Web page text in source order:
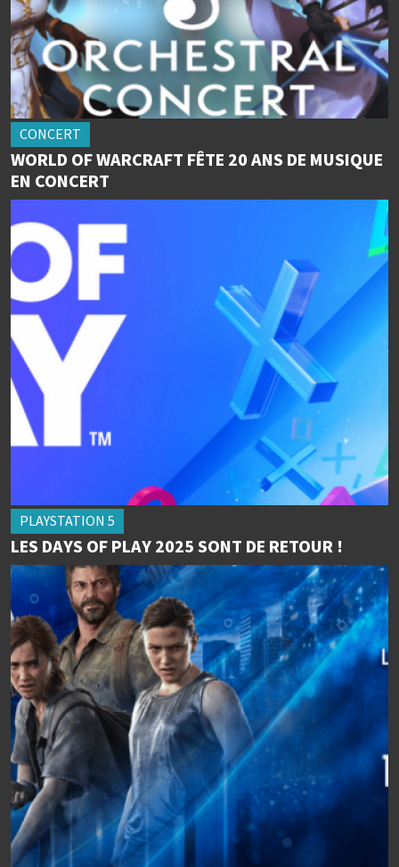
CONCERT
WORLD OF WARCRAFT FÊTE 20 ANS DE MUSIQUE
EN CONCERT
PLAYSTATION 5
LES DAYS OF PLAY 2025 SONT DE RETOUR !